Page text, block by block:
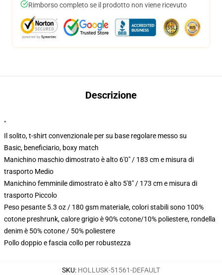
Rimborso completo se il prodotto non viene ricevuto
Descrizione
"
Il solito, t-shirt convenzionale per su base regolare messo su
Basic, beneficiario, boxy match
Manichino maschio dimostrato è alto 6'0" / 183 cm e misura di
trasporto Medio
Manichino femminile dimostrato è alto 5'8" / 173 cm e misura di
trasporto Piccolo
Peso pesante 5.3 oz / 180 gsm materiale, colori stabili sono 100%
cotone preshrunk, calore grigio è 90% cotone/10% poliestere, rondella
denim è 50% cotone / 50% poliestere
Pollo doppio e fascia collo per robustezza
SKU: HOLLUSK-51561-DEFAULT